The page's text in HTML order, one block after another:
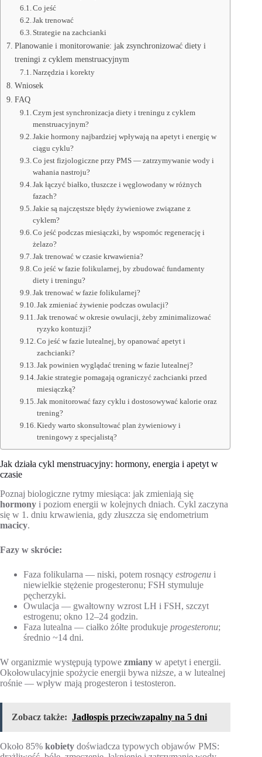
Co jeść
Jak trenować
Strategie na zachcianki
Planowanie i monitorowanie: jak zsynchronizować diety i
treningi z cyklem menstruacyjnym
Narzędzia i korekty
Wniosek
FAQ
Czym jest synchronizacja diety i treningu z cyklem
menstruacyjnym?
Jakie hormony najbardziej wpływają na apetyt i energię w
ciągu cyklu?
Co jest fizjologiczne przy PMS — zatrzymywanie wody i
wahania nastroju?
Jak łączyć białko, tłuszcze i węglowodany w różnych
fazach?
Jakie są najczęstsze błędy żywieniowe związane z
cyklem?
Co jeść podczas miesiączki, by wspomóc regenerację i
żelazo?
Jak trenować w czasie krwawienia?
Co jeść w fazie folikularnej, by zbudować fundamenty
diety i treningu?
Jak trenować w fazie folikularnej?
Jak zmieniać żywienie podczas owulacji?
Jak trenować w okresie owulacji, żeby zminimalizować
ryzyko kontuzji?
Co jeść w fazie lutealnej, by opanować apetyt i
zachcianki?
Jak powinien wyglądać trening w fazie lutealnej?
Jakie strategie pomagają ograniczyć zachcianki przed
miesiączką?
Jak monitorować fazy cyklu i dostosowywać kalorie oraz
trening?
Kiedy warto skonsultować plan żywieniowy i
treningowy z specjalistą?
Jak działa cykl menstruacyjny: hormony, energia i apetyt w
czasie
Poznaj biologiczne rytmy miesiąca: jak zmieniają się
hormony i poziom energii w kolejnych dniach. Cykl zaczyna
się w 1. dniu krwawienia, gdy złuszcza się endometrium
macicy.
Fazy w skrócie:
Faza folikularna — niski, potem rosnący estrogenu i
niewielkie stężenie progesteronu; FSH stymuluje
pęcherzyki.
Owulacja — gwałtowny wzrost LH i FSH, szczyt
estrogenu; okno 12–24 godzin.
Faza lutealna — ciałko żółte produkuje progesteronu;
średnio ~14 dni.
W organizmie występują typowe zmiany w apetyt i energii.
Okołowulacyjnie spożycie energii bywa niższe, a w lutealnej
rośnie — wpływ mają progesteron i testosteron.
Zobacz także: Jadłospis przeciwzapalny na 5 dni
Około 85% kobiety doświadcza typowych objawów PMS: